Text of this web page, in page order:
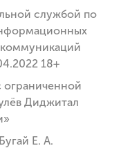
службой по
18+
ограниченной
Диджитал
Е. А.